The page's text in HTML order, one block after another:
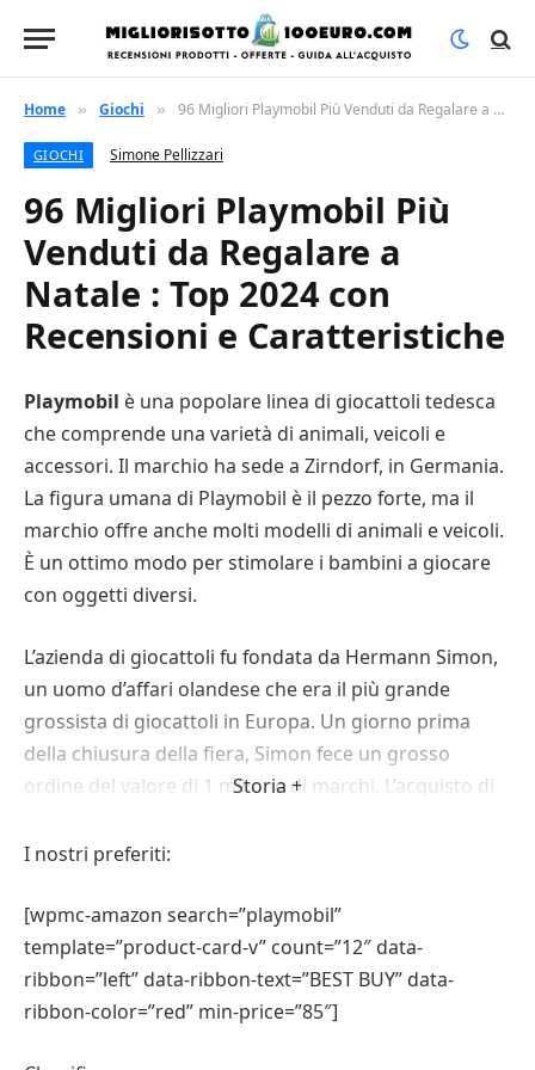
Home » Giochi » 96 Migliori Playmobil Più Venduti da Regalare a Natale : Top 2024 con Recensioni e Caratteristiche
GIOCHI Simone Pellizzari
96 Migliori Playmobil Più
Venduti da Regalare a
Natale : Top 2024 con
Recensioni e Caratteristiche
Playmobil è una popolare linea di giocattoli tedesca
che comprende una varietà di animali, veicoli e
accessori. Il marchio ha sede a Zirndorf, in Germania.
La figura umana di Playmobil è il pezzo forte, ma il
marchio offre anche molti modelli di animali e veicoli.
È un ottimo modo per stimolare i bambini a giocare
con oggetti diversi.
L’azienda di giocattoli fu fondata da Hermann Simon,
un uomo d’affari olandese che era il più grande
grossista di giocattoli in Europa. Un giorno prima
della chiusura della fiera, Simon fece un grosso
ordine del valore di 1 milione di marchi. L’acquisto di
Playmobil. Per migliorare ulteriormente la situazione,
contattare la Vedes Vereinigung der Spielwaren-
Fachgeschaften (Vedes), la più grande associazione
tedesca di vendita all’ingrosso di giocattoli. Offrì loro i
diritti esclusivi di vendita di Playmobil in Germania.
Storia +
I nostri preferiti:
[wpmc-amazon search=”playmobil”
template=”product-card-v” count=”12″ data-
ribbon=”left” data-ribbon-text=”BEST BUY” data-
ribbon-color=”red” min-price=”85″]